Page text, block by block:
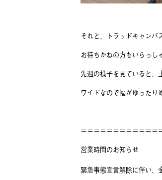
それと、トラッドキャンバ
お待ちかねの方もいらっし
先週の様子を見ていると
ワイドなので幅がゆったり
＝＝＝＝＝＝＝＝＝＝＝＝
営業時間のお知らせ
緊急事態宣言解除に伴い、